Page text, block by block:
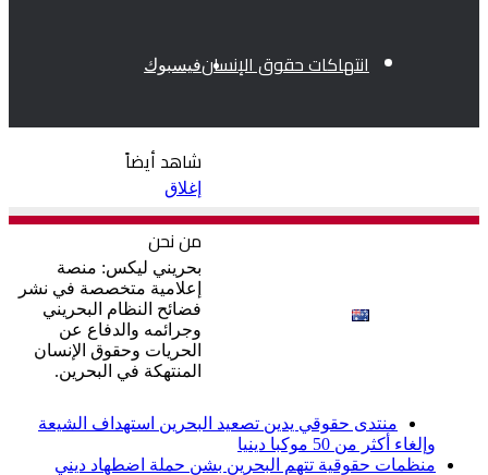
انتهاكات حقوق الإنسانفيسبوك
أخبار عاجلة منتدى حقوقي يدين تصعيد البحرين استهداف الشيعة
وإلغاء أكثر من 50 موكبا دينيا
منظمات حقوقية تتهم البحرين بشن حملة اضطهاد ديني
شاهد أيضاً
إغلاق
من نحن
بحريني ليكس: منصة
إعلامية متخصصة في نشر
فضائح النظام البحريني
وجرائمه والدفاع عن
الحريات وحقوق الإنسان
المنتهكة في البحرين.